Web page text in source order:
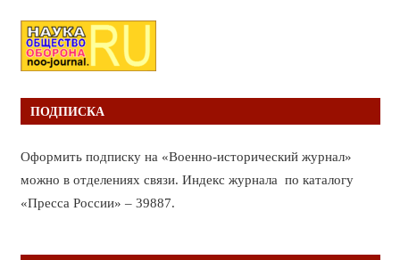
ПОДПИСКА
Оформить подписку на «Военно-исторический журнал»
можно в отделениях связи. Индекс журнала по каталогу
«Пресса России» – 39887.